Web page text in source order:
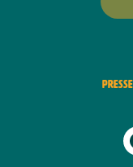
PRESSE